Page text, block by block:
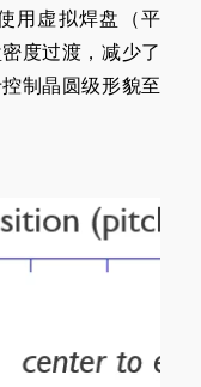
用虚拟焊盘（平
度过渡，减少了
制晶圆级形貌至